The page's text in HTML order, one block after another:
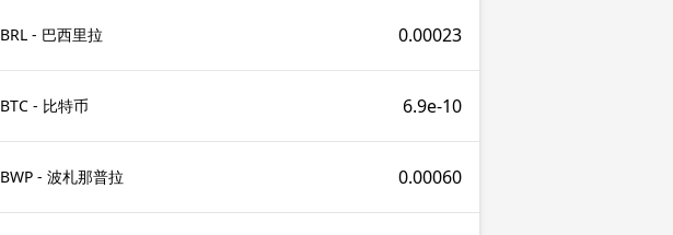
BRL - 巴西里拉 0.00023
BTC - 比特币 6.9e-10
BWP - 波札那普拉 0.00060